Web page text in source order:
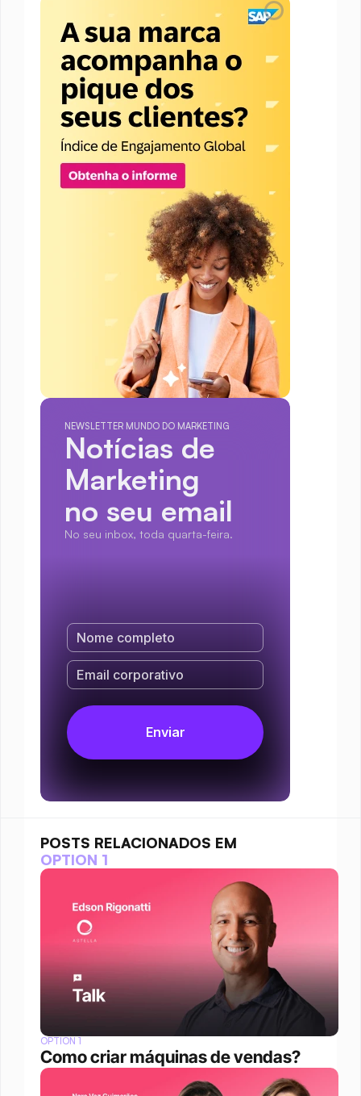
NEWSLETTER MUNDO DO MARKETING
Notícias de
Marketing
no seu email
No seu inbox, toda quarta-feira.
POSTS RELACIONADOS EM
OPTION 1
OPTION 1
Como criar máquinas de vendas?